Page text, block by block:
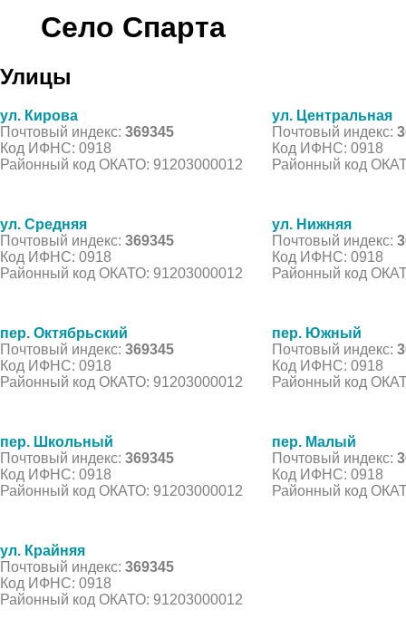
Село Спарта
Улицы
ул. Кирова
Почтовый индекс: 369345
Код ИФНС: 0918
Районный код ОКАТО: 91203000012
ул. Центральная
Почтовый индекс:
Код ИФНС: 0918
Районный код
ул. Средняя
Почтовый индекс: 369345
Код ИФНС: 0918
Районный код ОКАТО: 91203000012
ул. Нижняя
Почтовый индекс:
Код ИФНС: 0918
Районный код
пер. Октябрьский
Почтовый индекс: 369345
Код ИФНС: 0918
Районный код ОКАТО: 91203000012
пер. Южный
Почтовый индекс:
Код ИФНС: 0918
Районный код
пер. Школьный
Почтовый индекс: 369345
Код ИФНС: 0918
Районный код ОКАТО: 91203000012
пер. Малый
Почтовый индекс:
Код ИФНС: 0918
Районный код
ул. Крайняя
Почтовый индекс: 369345
Код ИФНС: 0918
Районный код ОКАТО: 91203000012